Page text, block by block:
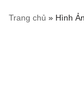
Trang chủ » Hình